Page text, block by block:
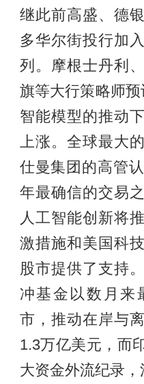
继此前高盛、德
多华尔街投行加
列。摩根士丹利
旗等大行策略师
智能模型的推动
上涨。全球最
仕曼集团的高管
年最确信的交易
人工智能创新将
激措施和美国科
股市提供了支持
冲基金以数月来
市，推动在岸与
1.3万亿美元，而
大资金外流纪录，